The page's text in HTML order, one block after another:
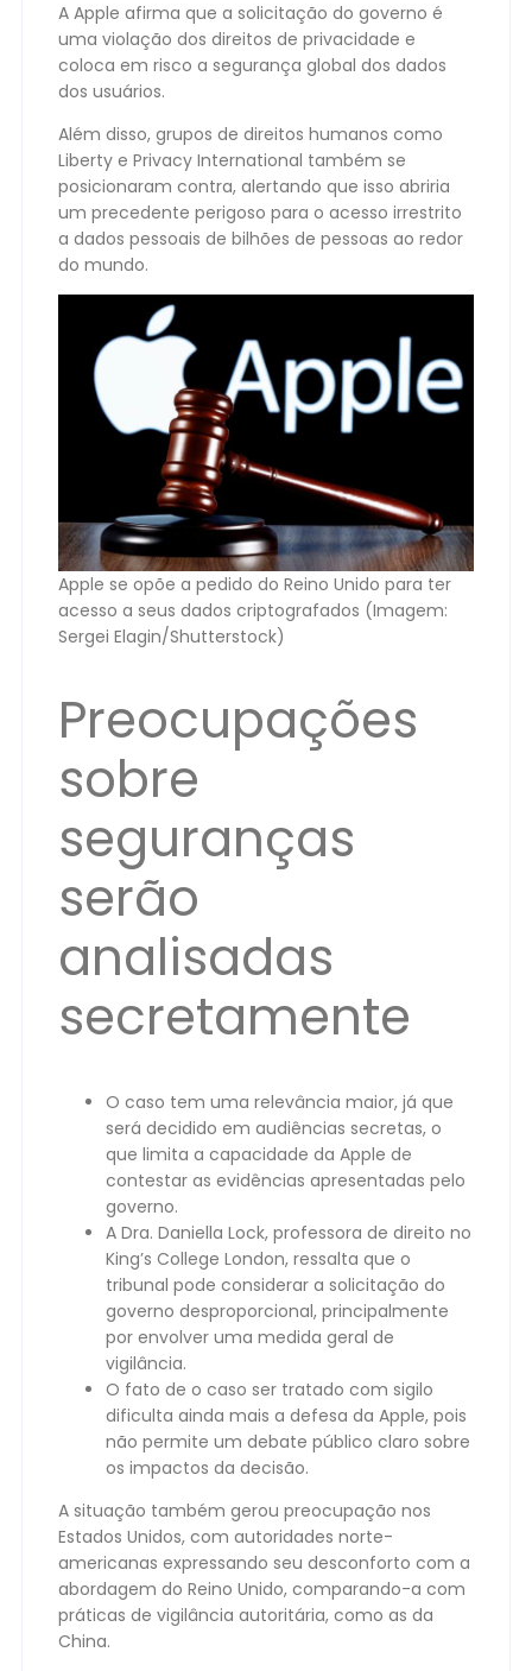
A Apple afirma que a solicitação do governo é
uma violação dos direitos de privacidade e
coloca em risco a segurança global dos dados
dos usuários.
Além disso, grupos de direitos humanos como
Liberty e Privacy International também se
posicionaram contra, alertando que isso abriria
um precedente perigoso para o acesso irrestrito
a dados pessoais de bilhões de pessoas ao redor
do mundo.
Apple se opõe a pedido do Reino Unido para ter
acesso a seus dados criptografados (Imagem:
Sergei Elagin/Shutterstock)
Preocupações
sobre
seguranças
serão
analisadas
secretamente
O caso tem uma relevância maior, já que
será decidido em audiências secretas, o
que limita a capacidade da Apple de
contestar as evidências apresentadas pelo
governo.
A Dra. Daniella Lock, professora de direito no
King’s College London, ressalta que o
tribunal pode considerar a solicitação do
governo desproporcional, principalmente
por envolver uma medida geral de
vigilância.
O fato de o caso ser tratado com sigilo
dificulta ainda mais a defesa da Apple, pois
não permite um debate público claro sobre
os impactos da decisão.
A situação também gerou preocupação nos
Estados Unidos, com autoridades norte-
americanas expressando seu desconforto com a
abordagem do Reino Unido, comparando-a com
práticas de vigilância autoritária, como as da
China.